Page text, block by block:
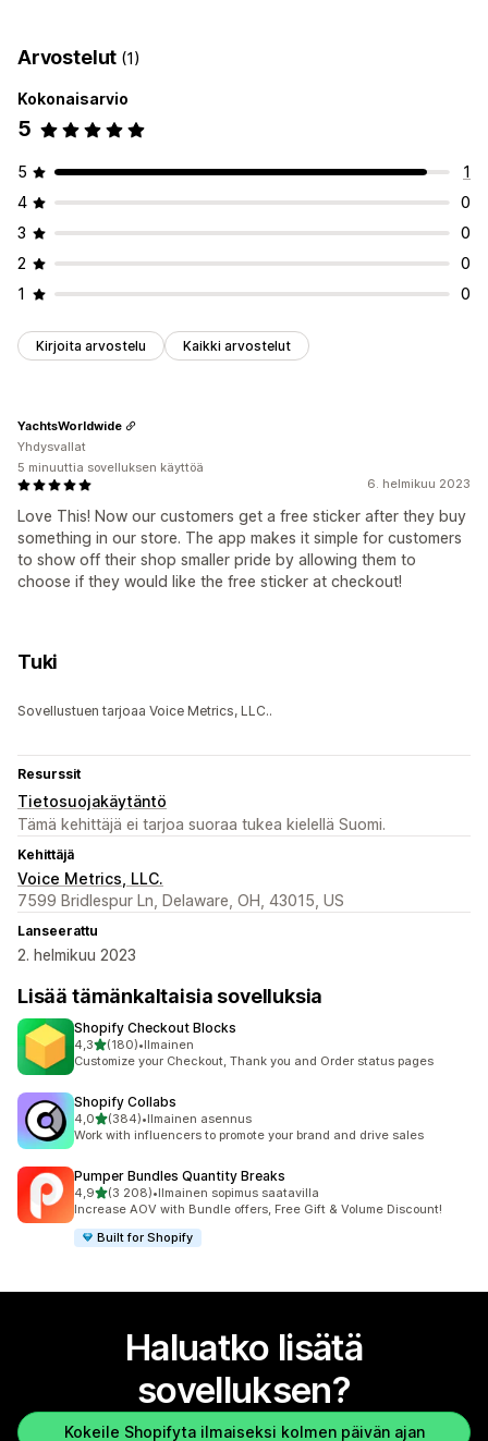
Arvostelut (1)
Kokonaisarvio
5
5
1
4
0
3
0
2
0
1
0
Kirjoita arvostelu Kaikki arvostelut
6. helmikuu 2023
Love This! Now our customers get a free sticker after they buy
something in our store. The app makes it simple for customers
to show off their shop smaller pride by allowing them to
choose if they would like the free sticker at checkout!
YachtsWorldwide
Yhdysvallat
5 minuuttia sovelluksen käyttöä
Tuki
Sovellustuen tarjoaa Voice Metrics, LLC..
Resurssit
Tietosuojakäytäntö
Tämä kehittäjä ei tarjoa suoraa tukea kielellä Suomi.
Kehittäjä
Voice Metrics, LLC.
7599 Bridlespur Ln, Delaware, OH, 43015, US
Lanseerattu
2. helmikuu 2023
Lisää tämänkaltaisia sovelluksia
Shopify Checkout Blocks
4,3/ 5 tähteä
(180)
180 arvostelua yhteensä
•Ilmainen
Customize your Checkout, Thank you and Order status pages
Shopify Collabs
4,0/ 5 tähteä
(384)
384 arvostelua yhteensä
•Ilmainen asennus
Work with influencers to promote your brand and drive sales
Pumper Bundles Quantity Breaks
4,9/ 5 tähteä
(3 208)
3208 arvostelua yhteensä
•Ilmainen sopimus saatavilla
Increase AOV with Bundle offers, Free Gift & Volume Discount!
Built for Shopify
Haluatko lisätä
sovelluksen?
Kokeile Shopifyta ilmaiseksi kolmen päivän ajan